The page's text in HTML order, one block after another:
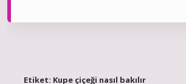
Etiket: Kupe çiçeği nasıl bakılır